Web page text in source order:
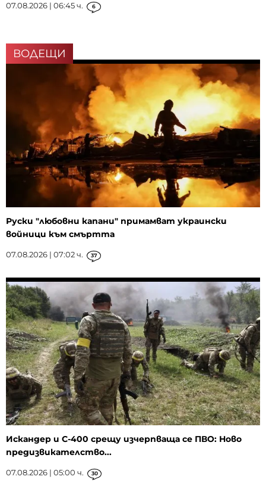
07.08.2026 | 06:45 ч. 6
ВОДЕЩИ
Руски "любовни капани" примамват украински
войници към смъртта
07.08.2026 | 07:02 ч. 37
Искандер и С-400 срещу изчерпваща се ПВО: Ново
предизвикателство...
07.08.2026 | 05:00 ч. 30